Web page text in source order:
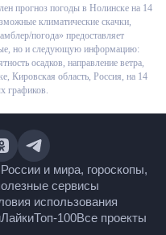
прогноз погоды в
нетрудно понять возможные
по каждым трем часам.
отследить не только
температуру воздуха,
ветра, влажность и
область, Россия, на 14 дней
России и мира,
полезные сервисы
использования